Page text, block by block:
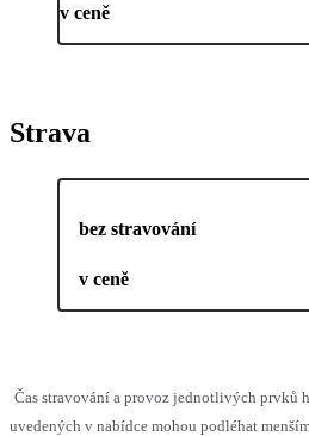
v ceně
Strava
bez stravování
v ceně
Čas stravování a provoz jednotlivých prvků
uvedených v nabídce mohou podléhat